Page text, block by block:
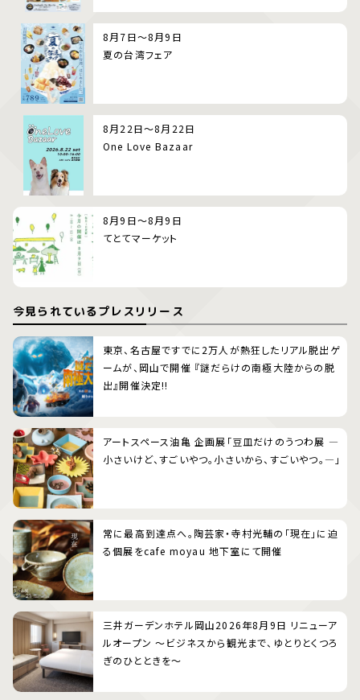
8月7日～8月9日
夏の台湾フェア
8月22日～8月22日
One Love Bazaar
8月9日～8月9日
てとてマーケット
今見られているプレスリリース
東京、名古屋ですでに2万人が熱狂したリアル脱出ゲ
ームが、岡山で開催 『謎だらけの南極大陸からの脱
出』開催決定!!
アートスペース油亀 企画展「豆皿だけのうつわ展 ―
小さいけど、すごいやつ。小さいから、すごいやつ。―」
常に最高到達点へ。陶芸家・寺村光輔の「現在」に迫
る個展をcafe moyau 地下室にて開催
三井ガーデンホテル岡山2026年8月9日 リニューア
ルオープン 〜ビジネスから観光まで、ゆとりとくつろ
ぎのひとときを〜